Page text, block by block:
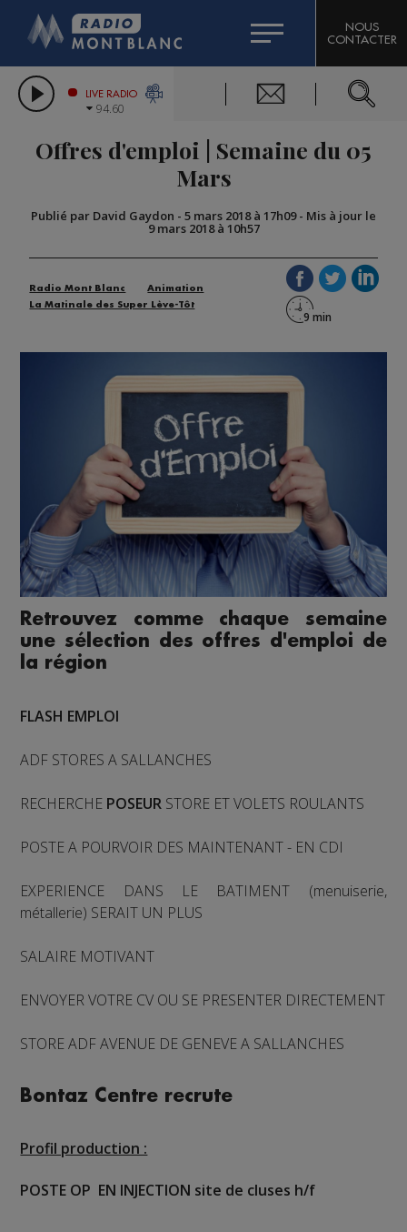
LES CHRONIQUES DE L'EXPERT
CITIZEN MACHINERY
GRAND MASSIF DOMAINES SKIABLES
BIGARD
COMPAGNIE DU MONT-BLANC
NOUS
CONTACTER
LIVE RADIO
94.60
Offres d'emploi | Semaine du 05
Mars
Publié par David Gaydon - 5 mars 2018 à 17h09- Mis à jour le
9 mars 2018 à 10h57
Radio Mont Blanc
Animation
La Matinale des Super Lève-Tôt
Retrouvez comme chaque semaine
une sélection des offres d'emploi de
la région
FLASH EMPLOI
ADF STORES A SALLANCHES
RECHERCHE POSEUR STORE ET VOLETS ROULANTS
POSTE A POURVOIR DES MAINTENANT - EN CDI
EXPERIENCE DANS LE BATIMENT (menuiserie,
métallerie) SERAIT UN PLUS
SALAIRE MOTIVANT
ENVOYER VOTRE CV OU SE PRESENTER DIRECTEMENT
STORE ADF AVENUE DE GENEVE A SALLANCHES
Bontaz Centre recrute
Profil production :
POSTE OP EN INJECTION site de cluses h/f